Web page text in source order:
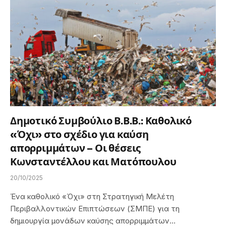
Δημοτικό Συμβούλιο Β.Β.Β.: Καθολικό
«Όχι» στο σχέδιο για καύση
απορριμμάτων – Οι θέσεις
Κωνσταντέλλου και Ματόπουλου
20/10/2025
Ένα καθολικό «Όχι» στη Στρατηγική Μελέτη
Περιβαλλοντικών Επιπτώσεων (ΣΜΠΕ) για τη
δημιουργία μονάδων καύσης απορριμμάτων…